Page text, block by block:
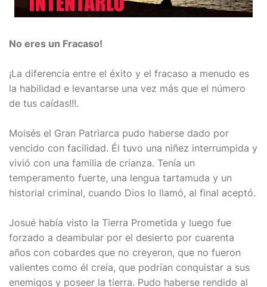
No eres un Fracaso!
¡La diferencia entre el éxito y el fracaso a menudo es
la habilidad e levantarse una vez más que el número
de tus caídas!!!.
Moisés el Gran Patriarca pudo haberse dado por
vencido con facilidad. Él tuvo una niñez interrumpida y
vivió con una familia de crianza. Tenía un
temperamento fuerte, una lengua tartamuda y un
historial criminal, cuando Dios lo llamó, al final aceptó.
Josué había visto la Tierra Prometida y luego fue
forzado a deambular por el desierto por cuarenta
años con cobardes que no creyeron, que no fueron
valientes como él creía, que podrían conquistar a sus
enemigos y poseer la tierra. Pudo haberse rendido al